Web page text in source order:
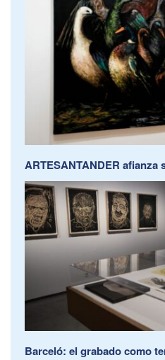
ARTESANTANDER afianza
Barceló: el grabado como